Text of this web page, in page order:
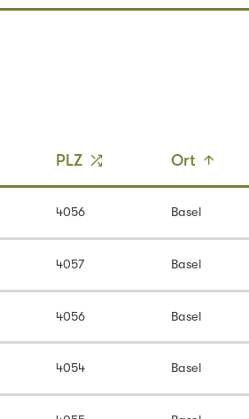
PLZ Ort
4056 Basel
4057 Basel
4056 Basel
4054 Basel